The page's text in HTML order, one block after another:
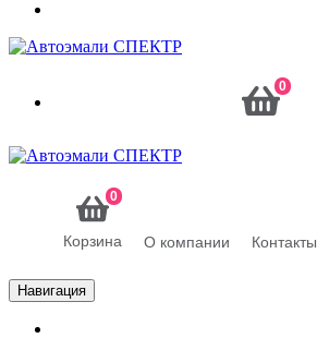
0
0
Корзина О компании Контакты
Навигация